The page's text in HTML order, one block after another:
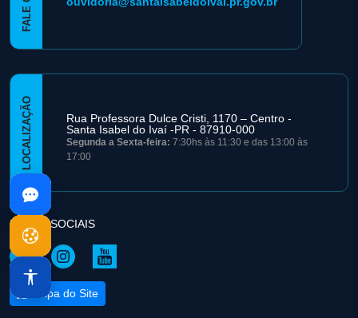
LOCALIZAÇÃO
Rua Professora Dulce Cristi, 1170 – Centro -
Santa Isabel do Ivaí -PR - 87910-000
Segunda a Sexta-feira: 7:30hs às 11:30 e das 13:00 às
17:00
REDES SOCIAIS
Mapa do Site